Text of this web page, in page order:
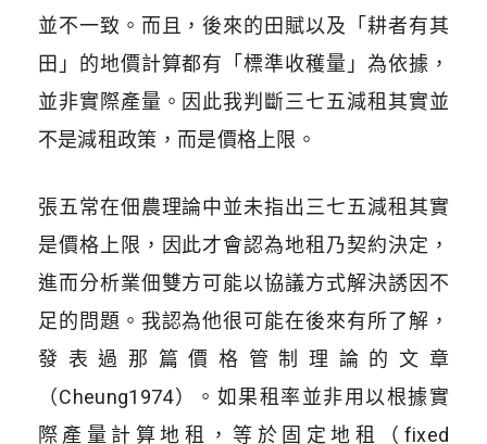
並不一致。而且，後來的田賦以及「耕者有其
田」的地價計算都有「標準收穫量」為依據，
並非實際產量。因此我判斷三七五減租其實並
不是減租政策，而是價格上限。
張五常在佃農理論中並未指出三七五減租其實
是價格上限，因此才會認為地租乃契約決定，
進而分析業佃雙方可能以協議方式解決誘因不
足的問題。我認為他很可能在後來有所了解，
發表過那篇價格管制理論的文章
（Cheung1974）。如果租率並非用以根據實
際產量計算地租，等於固定地租（fixed